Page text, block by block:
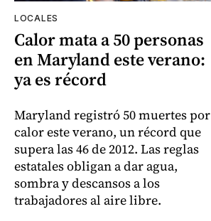
LOCALES
Calor mata a 50 personas
en Maryland este verano:
ya es récord
Maryland registró 50 muertes por
calor este verano, un récord que
supera las 46 de 2012. Las reglas
estatales obligan a dar agua,
sombra y descansos a los
trabajadores al aire libre.